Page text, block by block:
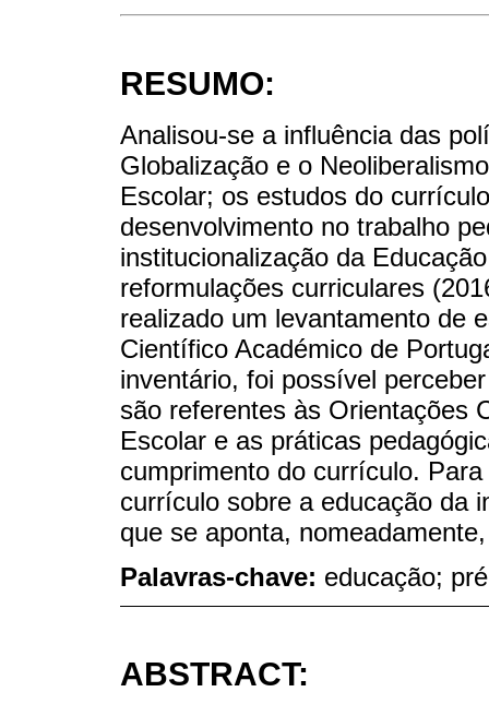
RESUMO:
Analisou-se a influência das
Globalização e o
Escolar; os estudos do
desenvolvimento no trabalho
institucionalização da
reformulações curriculares
realizado um levantamento de
Científico Académico de
inventário, foi possível
são referentes às Orientações
Escolar e as práticas
cumprimento do currículo.
currículo sobre a educação da
que se aponta,
Palavras-chave: educação;
ABSTRACT: